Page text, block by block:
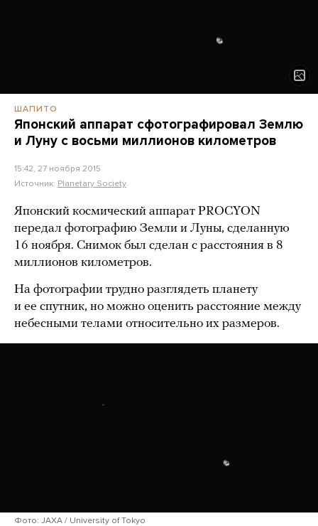
ШАПИТО
Японский аппарат сфотографировал Землю
и Луну с восьми миллионов километров
15:42, 27 ноября 2015
Источник: Planetary Society
Японский космический аппарат PROCYON
передал фотографию Земли и Луны, сделанную
16 ноября. Снимок был сделан с расстояния в 8
миллионов километров.
На фотографии трудно разглядеть планету
и ее спутник, но можно оценить расстояние между
небесными телами относительно их размеров.
Фото: JAXA / University of Tokyo